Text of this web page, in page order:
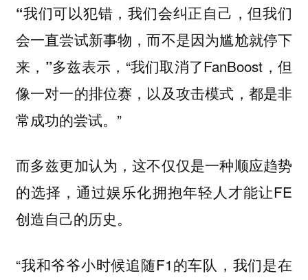
“我们可以犯错，我们会纠正自己，但我们
会一直尝试新事物，而不是因为尴尬就停下
来，”多兹表示，“我们取消了FanBoost，但
像一对一的排位赛，以及攻击模式，都是非
常成功的尝试。”
而多兹更加认为，这不仅仅是一种顺应趋势
的选择，通过娱乐化拥抱年轻人才能让FE
创造自己的历史。
“我和爷爷小时候追随F1的车队，我们是在